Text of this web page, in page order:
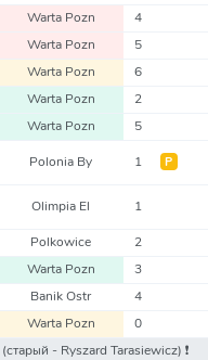
Warta Pozn 4
Warta Pozn 5
Warta Pozn 6
Warta Pozn 2
Warta Pozn 5
Polonia By 1 Р
Olimpia El 1
Polkowice 2
Warta Pozn 3
Banik Ostr 4
Warta Pozn 0
(старый - Ryszard Tarasiewicz) ❗️